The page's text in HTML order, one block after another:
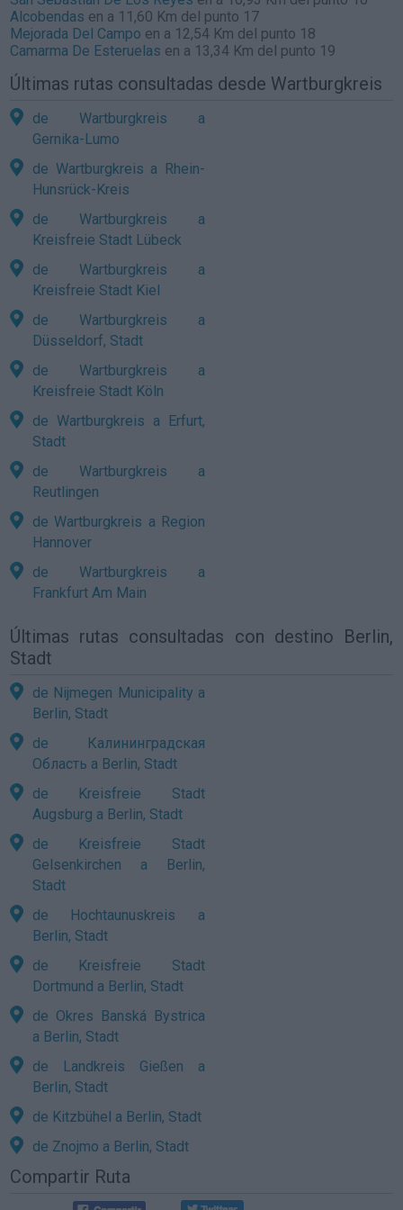
Alcobendas en a 11,60 Km del punto 17
Mejorada Del Campo en a 12,54 Km del punto 18
Camarma De Esteruelas en a 13,34 Km del punto 19
Últimas rutas consultadas desde Wartburgkreis
de Wartburgkreis a
Gernika-Lumo
de Wartburgkreis a Rhein-
Hunsrück-Kreis
de Wartburgkreis a
Kreisfreie Stadt Lübeck
de Wartburgkreis a
Kreisfreie Stadt Kiel
de Wartburgkreis a
Düsseldorf, Stadt
de Wartburgkreis a
Kreisfreie Stadt Köln
de Wartburgkreis a Erfurt,
Stadt
de Wartburgkreis a
Reutlingen
de Wartburgkreis a Region
Hannover
de Wartburgkreis a
Frankfurt Am Main
Últimas rutas consultadas con destino Berlin,
Stadt
de Nijmegen Municipality a
Berlin, Stadt
de Калининградская
Область a Berlin, Stadt
de Kreisfreie Stadt
Augsburg a Berlin, Stadt
de Kreisfreie Stadt
Gelsenkirchen a Berlin,
Stadt
de Hochtaunuskreis a
Berlin, Stadt
de Kreisfreie Stadt
Dortmund a Berlin, Stadt
de Okres Banská Bystrica
a Berlin, Stadt
de Landkreis Gießen a
Berlin, Stadt
de Kitzbühel a Berlin, Stadt
de Znojmo a Berlin, Stadt
Compartir Ruta